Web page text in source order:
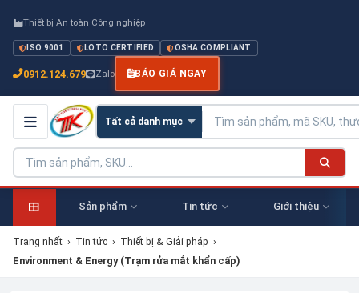
Thiết bị An toàn Công nghiệp
ISO 9001 LOTO CERTIFIED OSHA COMPLIANT
0912.124.679 Zalo BÁO GIÁ NGAY
Sản phẩm Tin tức Giới thiệu
Trang nhất › Tin tức › Thiết bị & Giải pháp ›
Environment & Energy (Trạm rửa mắt khẩn cấp)